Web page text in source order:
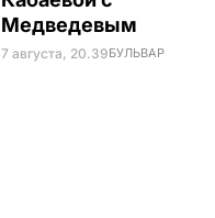
Медведевым
7 августа, 20.39БУЛЬВАР